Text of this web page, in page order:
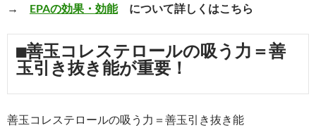
→ EPAの効果・効能について詳しくはこちら
■善玉コレステロールの吸う力＝善
玉引き抜き能が重要！
善玉コレステロールの吸う力＝善玉引き抜き能